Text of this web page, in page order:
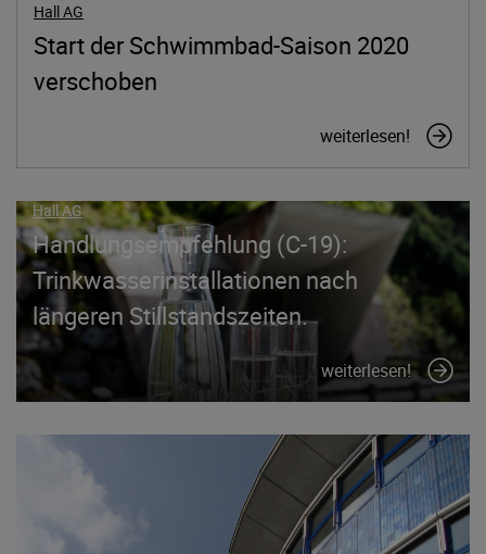
Hall AG
Start der Schwimmbad-Saison 2020
verschoben
weiterlesen!
Hall AG
Handlungsempfehlung (C-19):
Trinkwasserinstallationen nach
längeren Stillstandszeiten.
weiterlesen!